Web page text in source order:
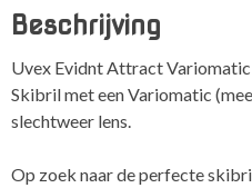
lens
Beschrijving
Uvex Evidnt Attract Variomatic
Skibril met een Variomatic
slechtweer lens.
Op zoek naar de perfecte